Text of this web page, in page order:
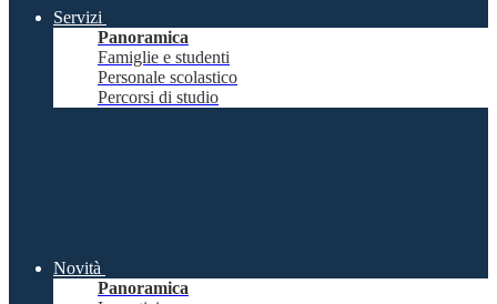
Servizi
Panoramica
Famiglie e studenti
Personale scolastico
Percorsi di studio
Novità
Panoramica